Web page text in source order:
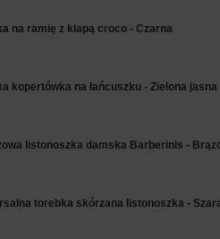
na ramię z klapą croco - Czarna
kopertówka na łańcuszku - Zielona jasna
listonoszka damska Barberinis -
torebka skórzana listonoszka -